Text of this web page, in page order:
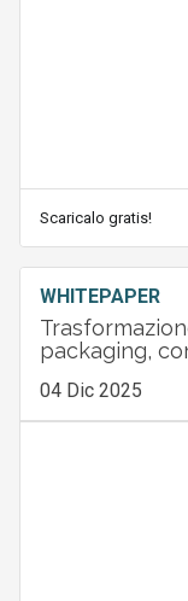
Scaricalo gratis!
WHITEPAPER
packaging,
04 Dic 2025